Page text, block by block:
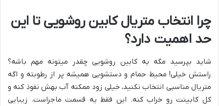
چرا انتخاب متریال کابین روشویی تا این
حد اهمیت دارد؟
شاید بپرسید مگه یه کابین روشویی چقدر میتونه مهم باشه؟
راستش خیلی! محیط حمام و دستشویی همیشه پر از رطوبته و اگه
متریال مناسبی انتخاب نکنید، خیلی زود ممکنه آب بهش نفوذ کنه و
کل کابینت رو خراب کنه. این فقط یه قسمت ماجراست. زیبایی